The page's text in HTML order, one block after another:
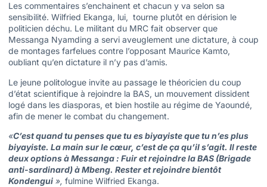
Les commentaires s’enchainent et chacun y va selon sa
sensibilité. Wilfried Ekanga, lui, tourne plutôt en dérision le
politicien déchu. Le militant du MRC fait observer que
Messanga Nyamding a servi aveuglement une dictature, à coup
de montages farfelues contre l’opposant Maurice Kamto,
oubliant qu’en dictature il n’y pas d’amis.
Le jeune politologue invite au passage le théoricien du coup
d’état scientifique à rejoindre la BAS, un mouvement dissident
logé dans les diasporas, et bien hostile au régime de Yaoundé,
afin de mener le combat du changement.
«C’est quand tu penses que tu es biyayiste que tu n’es plus
biyayiste. La main sur le cœur, c’est de ça qu’il s’agit. Il reste
deux options à Messanga : Fuir et rejoindre la BAS (Brigade
anti-sardinard) à Mbeng. Rester et rejoindre bientôt
Kondengui », fulmine Wilfried Ekanga.